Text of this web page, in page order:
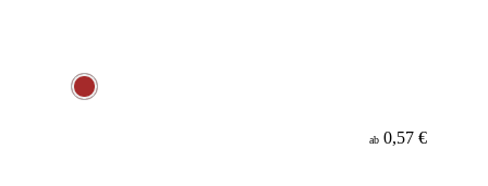
ab 0,57 €